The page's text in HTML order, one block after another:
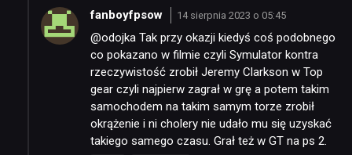
fanboyfpsow 14 sierpnia 2023 o 05:45
@odojka Tak przy okazji kiedyś coś podobnego
co pokazano w filmie czyli Symulator kontra
rzeczywistość zrobił Jeremy Clarkson w Top
gear czyli najpierw zagrał w grę a potem takim
samochodem na takim samym torze zrobił
okrążenie i ni cholery nie udało mu się uzyskać
takiego samego czasu. Grał też w GT na ps 2.